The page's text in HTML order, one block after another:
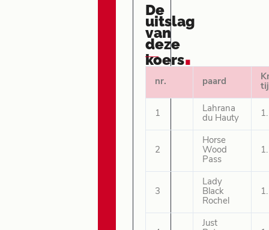
De
uitslag
van
deze
koers.
nr. paard
1
Lahrana
du Hauty
2
Horse
Wood
Pass
3
Lady
Black
Rochel
Just